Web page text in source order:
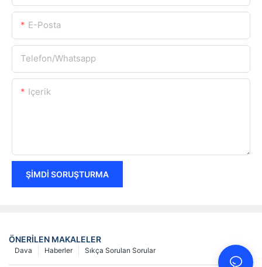
E-Posta
Telefon/whatsapp
Içerik
ŞIMDI SORUŞTURMA
ÖNERILEN MAKALELER
Sıkça Sorulan Sorular
Haberler
Dava